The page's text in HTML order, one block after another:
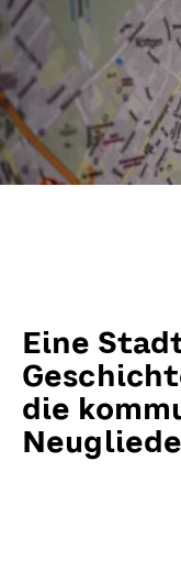
Eine
die